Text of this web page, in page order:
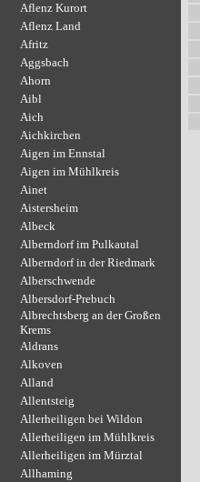
Aflenz Kurort
Aflenz Land
Afritz
Aggsbach
Ahorn
Aibl
Aich
Aichkirchen
Aigen im Ennstal
Aigen im Mühlkreis
Ainet
Aistersheim
Albeck
Alberndorf im Pulkautal
Alberndorf in der Riedmark
Alberschwende
Albersdorf-Prebuch
Albrechtsberg an der Großen
Krems
Aldrans
Alkoven
Alland
Allentsteig
Allerheiligen bei Wildon
Allerheiligen im Mühlkreis
Allerheiligen im Mürztal
Allhaming